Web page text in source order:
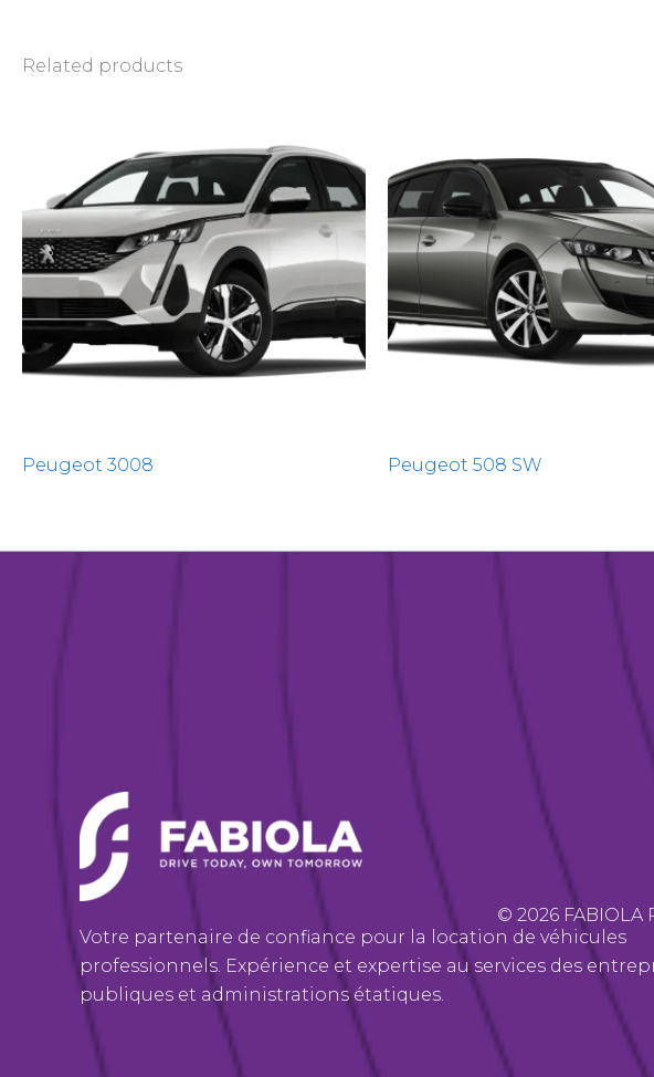
Related products
Peugeot 3008 Peugeot 508 SW
Votre partenaire de confiance pour la location de véhicules
professionnels. Expérience et expertise au services des
publiques et administrations étatiques.
© 2026 FABIOLA